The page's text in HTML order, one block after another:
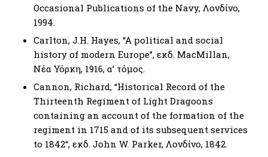
Occasional Publications of the Navy, Λονδίνο,
1994.
Carlton, J.H. Hayes, “A political and social
history of modern Europe’’, εκδ. MacMillan,
Νέα Υόρκη, 1916, α’ τόμος.
Cannon, Richard, “Historical Record of the
Thirteenth Regiment of Light Dragoons
containing an account of the formation of the
regiment in 1715 and of its subsequent services
to 1842“, εκδ. John W. Parker, Λονδίνο, 1842.